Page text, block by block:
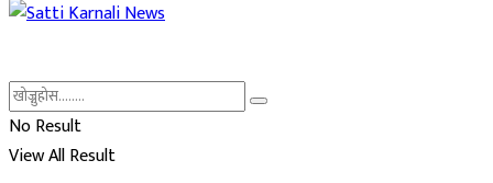
No Result
View All Result